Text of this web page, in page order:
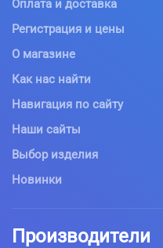
Оплата и доставка
Регистрация и цены
О магазине
Как нас найти
Навигация по сайту
Наши сайты
Выбор изделия
Новинки
Производители